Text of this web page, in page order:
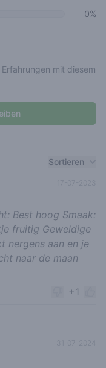
0%
mit diesem
Sortieren
17-07-2023
Best hoog Smaak:
fruitig Geweldige
nergens aan en je
naar de maan
+1
31-07-2024